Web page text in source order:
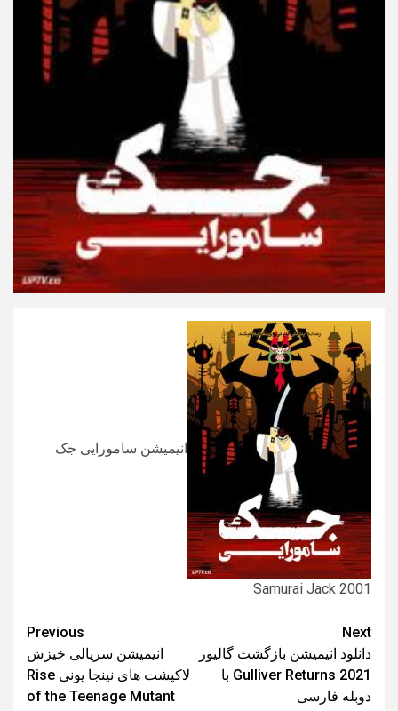
انیمیشن سامورایی جک
Samurai Jack 2001
Post
navigation
Previous
انیمیشن سریالی خیزش
لاکپشت های نینجا پونی Rise
of the Teenage Mutant
Next
دانلود انیمیشن بازگشت گالیور
Gulliver Returns 2021 با
دوبله فارسی